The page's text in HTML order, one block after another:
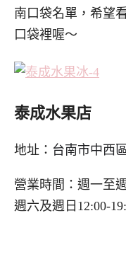
南口袋名單，希望
口袋裡喔～
泰成水果店
地址： 台南市中西
營業時間：週一至
週六及週日12:00-